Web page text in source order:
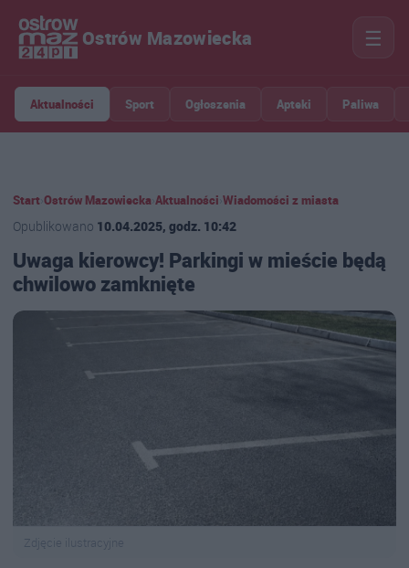
Ostrów Mazowiecka ☰
Aktualności Sport Ogłoszenia Apteki Paliwa
Start Ostrów Mazowiecka Aktualności Wiadomości z miasta
Opublikowano 10.04.2025, godz. 10:42
Uwaga kierowcy! Parkingi w mieście będą
chwilowo zamknięte
Zdjęcie ilustracyjne